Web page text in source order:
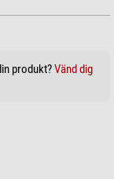
produkt?Vänd dig